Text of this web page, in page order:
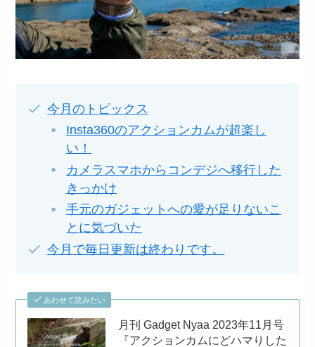
今月のトピックス
Insta360のアクションカムが超楽し
い！
カメラスマホからコンデジへ移行した
きっかけ
手元のガジェットへの愛が足りないこ
とに気づいた
今月で毎日更新は終わりです。
あわせて読みたい
月刊 Gadget Nyaa 2023年11月号
『アクションカムにどハマりした